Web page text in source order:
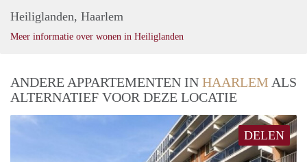
Heiliglanden, Haarlem
Meer informatie over wonen in Heiliglanden
ANDERE APPARTEMENTEN IN HAARLEM ALS
ALTERNATIEF VOOR DEZE LOCATIE
DELEN